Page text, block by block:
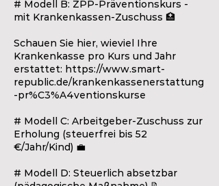
# Modell B: ZPP-Präventionskurs -
mit Krankenkassen-Zuschuss 🏥
Schauen Sie hier, wieviel Ihre
Krankenkasse pro Kurs und Jahr
erstattet: https://www.smart-
republic.de/krankenkassenerstattung
-pr%C3%A4ventionskurse
# Modell C: Arbeitgeber-Zuschuss zur
Erholung (steuerfrei bis 52
€/Jahr/Kind) 💼
# Modell D: Steuerlich absetzbar